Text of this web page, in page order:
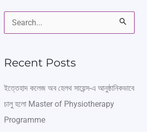
a
c
Recent Posts
ইত্তেহাদ কলেজ অব হেলথ সায়েন্স-এ আনুষ্ঠানিকভাবে
চালু হলো Master of Physiotherapy
Programme